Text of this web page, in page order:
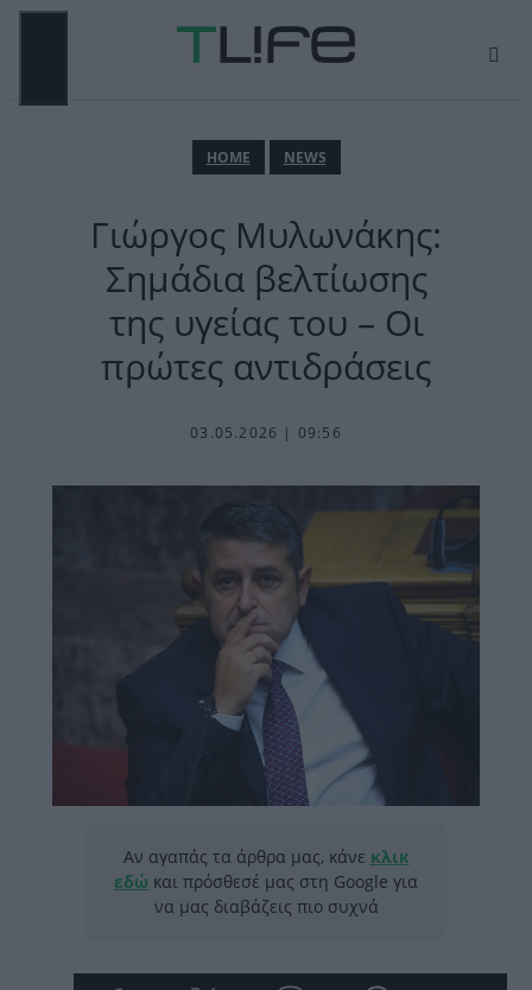
Μετάβαση
ΗΟΜΕ NEWS
Γιώργος Μυλωνάκης:
Σημάδια βελτίωσης
της υγείας του – Οι
πρώτες αντιδράσεις
03.05.2026 | 09:56
Αν αγαπάς τα άρθρα μας, κάνε κλικ
εδώ και πρόσθεσέ μας στη Google για
να μας διαβάζεις πιο συχνά